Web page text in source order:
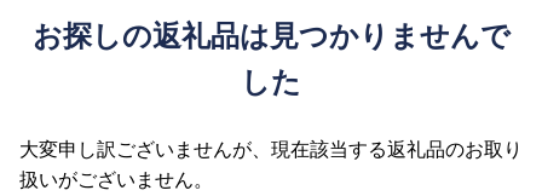
お探しの返礼品は見つかりませんで
した
大変申し訳ございませんが、現在該当する返礼品のお取り
扱いがございません。